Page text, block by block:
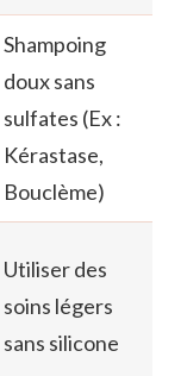
Shampoing
doux sans
sulfates (Ex :
Kérastase,
Bouclème)
Utiliser des
soins légers
sans silicone